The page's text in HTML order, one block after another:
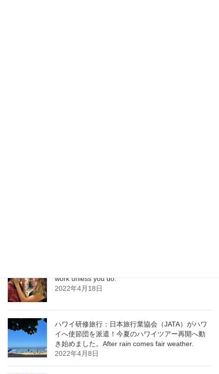
work unless you do.
2022年4月18日
ハワイ研修旅行：日本旅行業協会（JATA）がハワ
イへ使節団を派遣！今夏のハワイツアー再開へ動
き始めました。After rain comes fair weather.
2022年4月8日